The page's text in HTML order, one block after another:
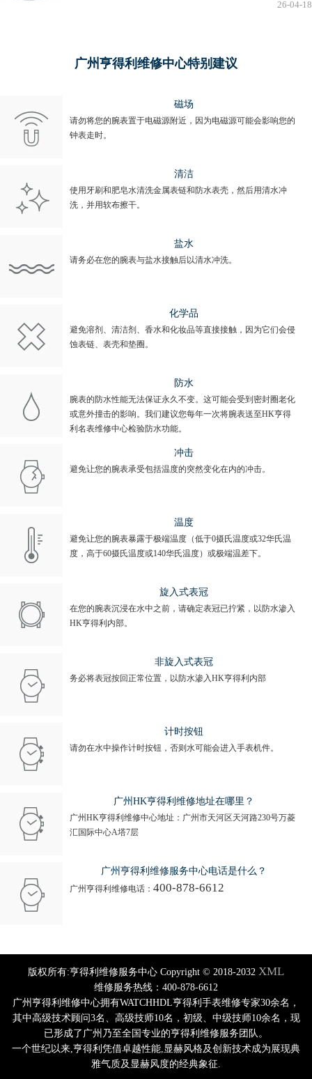
26-04-18
广州亨得利维修中心特别建议
磁场
请勿将您的腕表置于电磁源附近，因为电磁源可能会影响您的
钟表走时。
清洁
使用牙刷和肥皂水清洗金属表链和防水表壳，然后用清水冲
洗，并用软布擦干。
盐水
请务必在您的腕表与盐水接触后以清水冲洗。
化学品
避免溶剂、清洁剂、香水和化妆品等直接接触，因为它们会侵
蚀表链、表壳和垫圈。
防水
腕表的防水性能无法保证永久不变。这可能会受到密封圈老化
或意外撞击的影响。我们建议您每年一次将腕表送至HK亨得
利名表维修中心检验防水功能。
冲击
避免让您的腕表承受包括温度的突然变化在内的冲击。
温度
避免让您的腕表暴露于极端温度（低于0摄氏温度或32华氏温
度，高于60摄氏温度或140华氏温度）或极端温差下。
旋入式表冠
在您的腕表沉浸在水中之前，请确定表冠已拧紧，以防水渗入
HK亨得利内部。
非旋入式表冠
务必将表冠按回正常位置，以防水渗入HK亨得利内部
计时按钮
请勿在水中操作计时按钮，否则水可能会进入手表机件。
广州HK亨得利维修地址在哪里？
广州HK亨得利维修中心地址：广州市天河区天河路230号万菱
汇国际中心A塔7层
广州亨得利维修服务中心电话是什么？
广州亨得利维修电话： 400-878-6612
版权所有:亨得利维修服务中心 Copyright © 2018-2032 XML
维修服务热线：400-878-6612
广州亨得利维修中心拥有WATCHHDL亨得利手表维修专家30余名，
其中高级技术顾问3名、高级技师10名，初级、中级技师10余名，现
已形成了广州乃至全国专业的亨得利维修服务团队。
一个世纪以来,亨得利凭借卓越性能,显赫风格及创新技术成为展现典
雅气质及显赫风度的经典象征.